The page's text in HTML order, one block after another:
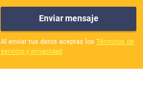
Enviar mensaje
Al enviar tus datos aceptas los Términos de
servicio y privacidad